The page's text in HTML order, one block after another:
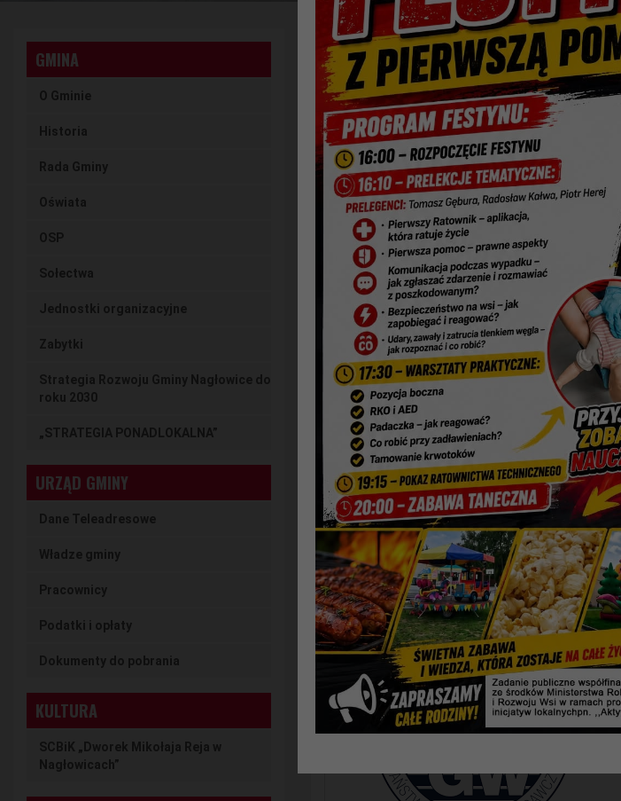
GMINA
O Gminie
Historia
Rada Gminy
Oświata
OSP
Sołectwa
Jednostki organizacyjne
Zabytki
Strategia Rozwoju Gminy Nagłowice do
roku 2030
„STRATEGIA PONADLOKALNA”
URZĄD GMINY
Dane Teleadresowe
Władze gminy
Pracownicy
Podatki i opłaty
Dokumenty do pobrania
KULTURA
SCBiK „Dworek Mikołaja Reja w
Nagłowicach”
AKTUALNOŚCI